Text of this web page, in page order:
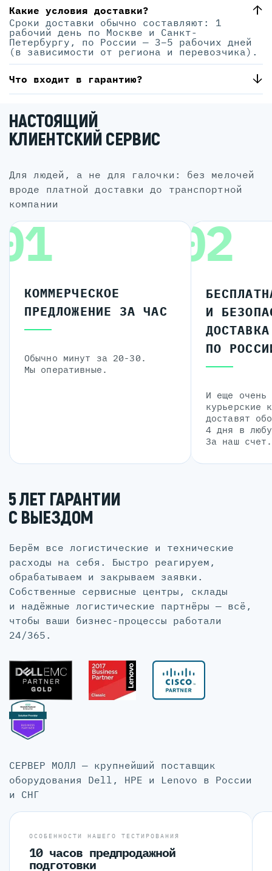
Какие условия доставки?
Сроки доставки обычно составляют: 1
рабочий день по Москве и Санкт-
Петербургу, по России — 3–5 рабочих дней
(в зависимости от региона и перевозчика).
Что входит в гарантию?
НАСТОЯЩИЙ
КЛИЕНТСКИЙ СЕРВИС
для людей, а не для галочки: без мелочей
вроде платной доставки до транспортной
компании
КОММЕРЧЕСКОЕ
ПРЕДЛОЖЕНИЕ ЗА ЧАС
Обычно минут за 20-30.
Мы оперативные.
02
И
ДОСТАВКА
ПО
И еще очень
курьерские
доставят
4 дня в
За наш счет.
5 ЛЕТ ГАРАНТИИ
С ВЫЕЗДОМ
Берём все логистические и технические
расходы на себя. Быстро реагируем,
обрабатываем и закрываем заявки.
Собственные сервисные центры, склады
и надёжные логистические партнёры — всё,
чтобы ваши бизнес-процессы работали
24/365.
СЕРВЕР МОЛЛ — крупнейший поставщик
оборудования Dell, HPE и Lenovo в России
и СНГ
ОСОБЕННОСТИ НАШЕГО ТЕСТИРОВАНИЯ
10 часов предпродажной
подготовки